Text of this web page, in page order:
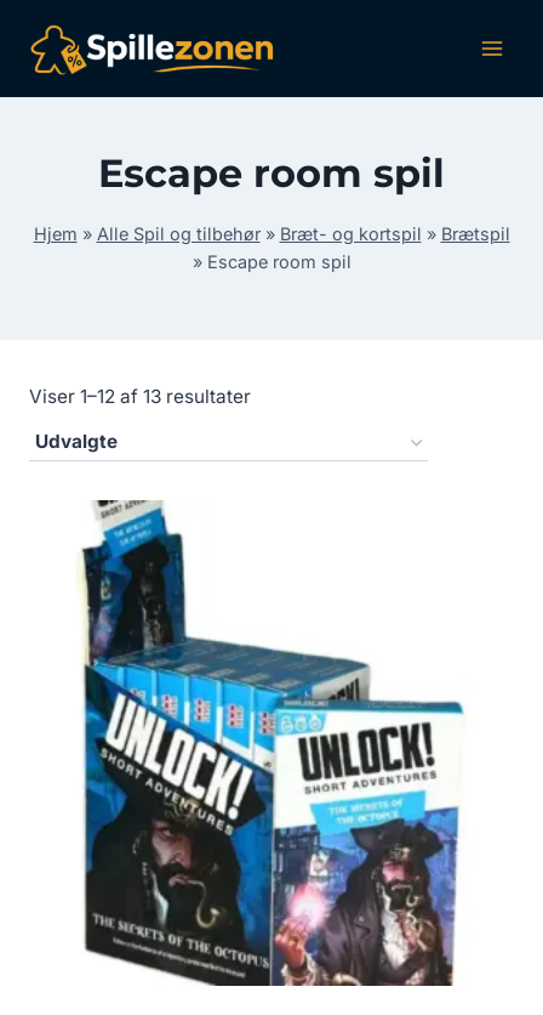
indhold
Escape room spil
Hjem » Alle Spil og tilbehør» Bræt- og kortspil » Brætspil
» Escape room spil
Viser 1–12 af 13 resultater